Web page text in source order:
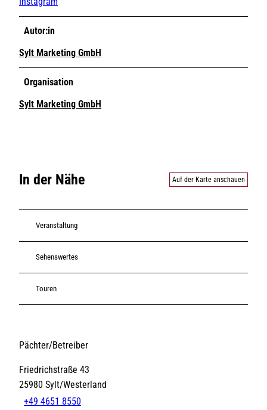
Autor:in
Sylt Marketing GmbH
Organisation
Sylt Marketing GmbH
In der Nähe Auf der Karte anschauen
Veranstaltung
Sehenswertes
Touren
Pächter/Betreiber
Friedrichstraße 43
25980 Sylt/Westerland
+49 4651 8550